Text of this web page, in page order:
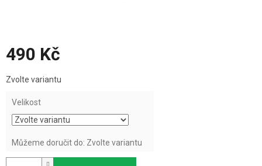
490 Kč
cena:
Zvolte variantu
Velikost
Můžeme doručit do: Zvolte variantu